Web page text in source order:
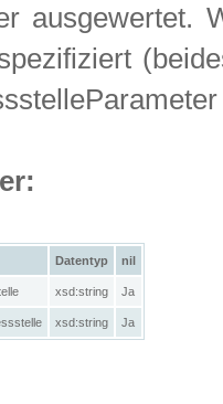
ausgewertet.
Datentyp nil
xsd:string Ja
xsd:string Ja